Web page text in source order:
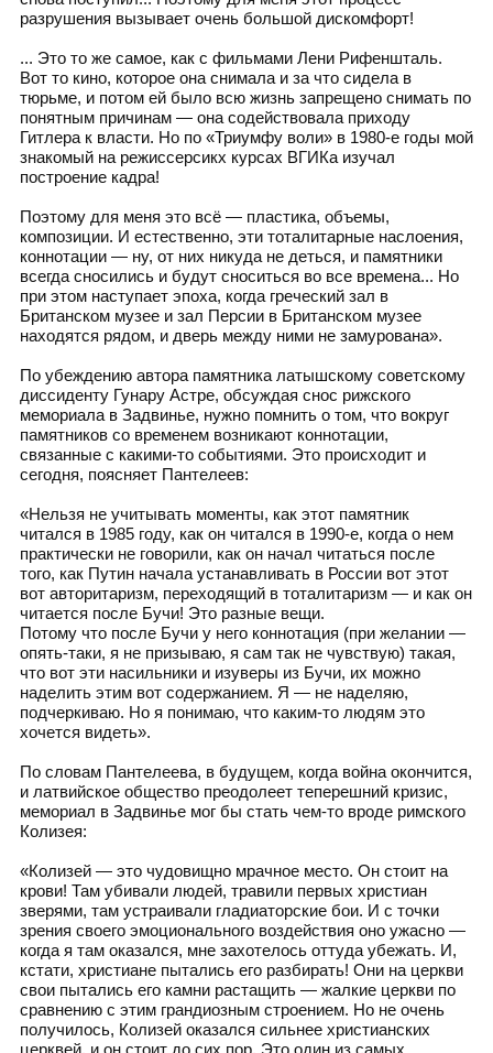
разрушения вызывает очень большой дискомфорт!
... Это то же самое, как с фильмами Лени Рифеншталь.
Вот то кино, которое она снимала и за что сидела в
тюрьме, и потом ей было всю жизнь запрещено снимать по
понятным причинам — она содействовала приходу
Гитлера к власти. Но по «Триумфу воли» в 1980-е годы мой
знакомый на режиссерсикх курсах ВГИКа изучал
построение кадра!
Поэтому для меня это всё — пластика, объемы,
композиции. И естественно, эти тоталитарные наслоения,
коннотации — ну, от них никуда не деться, и памятники
всегда сносились и будут сноситься во все времена... Но
при этом наступает эпоха, когда греческий зал в
Британском музее и зал Персии в Британском музее
находятся рядом, и дверь между ними не замурована».
По убеждению автора памятника латышскому советскому
диссиденту Гунару Астре, обсуждая снос рижского
мемориала в Задвинье, нужно помнить о том, что вокруг
памятников со временем возникают коннотации,
связанные с какими-то событиями. Это происходит и
сегодня, поясняет Пантелеев:
«Нельзя не учитывать моменты, как этот памятник
читался в 1985 году, как он читался в 1990-е, когда о нем
практически не говорили, как он начал читаться после
того, как Путин начала устанавливать в России вот этот
вот авторитаризм, переходящий в тоталитаризм — и как он
читается после Бучи! Это разные вещи.
Потому что после Бучи у него коннотация (при желании —
опять-таки, я не призываю, я сам так не чувствую) такая,
что вот эти насильники и изуверы из Бучи, их можно
наделить этим вот содержанием. Я — не наделяю,
подчеркиваю. Но я понимаю, что каким-то людям это
хочется видеть».
По словам Пантелеева, в будущем, когда война окончится,
и латвийское общество преодолеет теперешний кризис,
мемориал в Задвинье мог бы стать чем-то вроде римского
Колизея:
«Колизей — это чудовищно мрачное место. Он стоит на
крови! Там убивали людей, травили первых христиан
зверями, там устраивали гладиаторские бои. И с точки
зрения своего эмоционального воздействия оно ужасно —
когда я там оказался, мне захотелось оттуда убежать. И,
кстати, христиане пытались его разбирать! Они на церкви
свои пытались его камни растащить — жалкие церкви по
сравнению с этим грандиозным строением. Но не очень
получилось, Колизей оказался сильнее христианских